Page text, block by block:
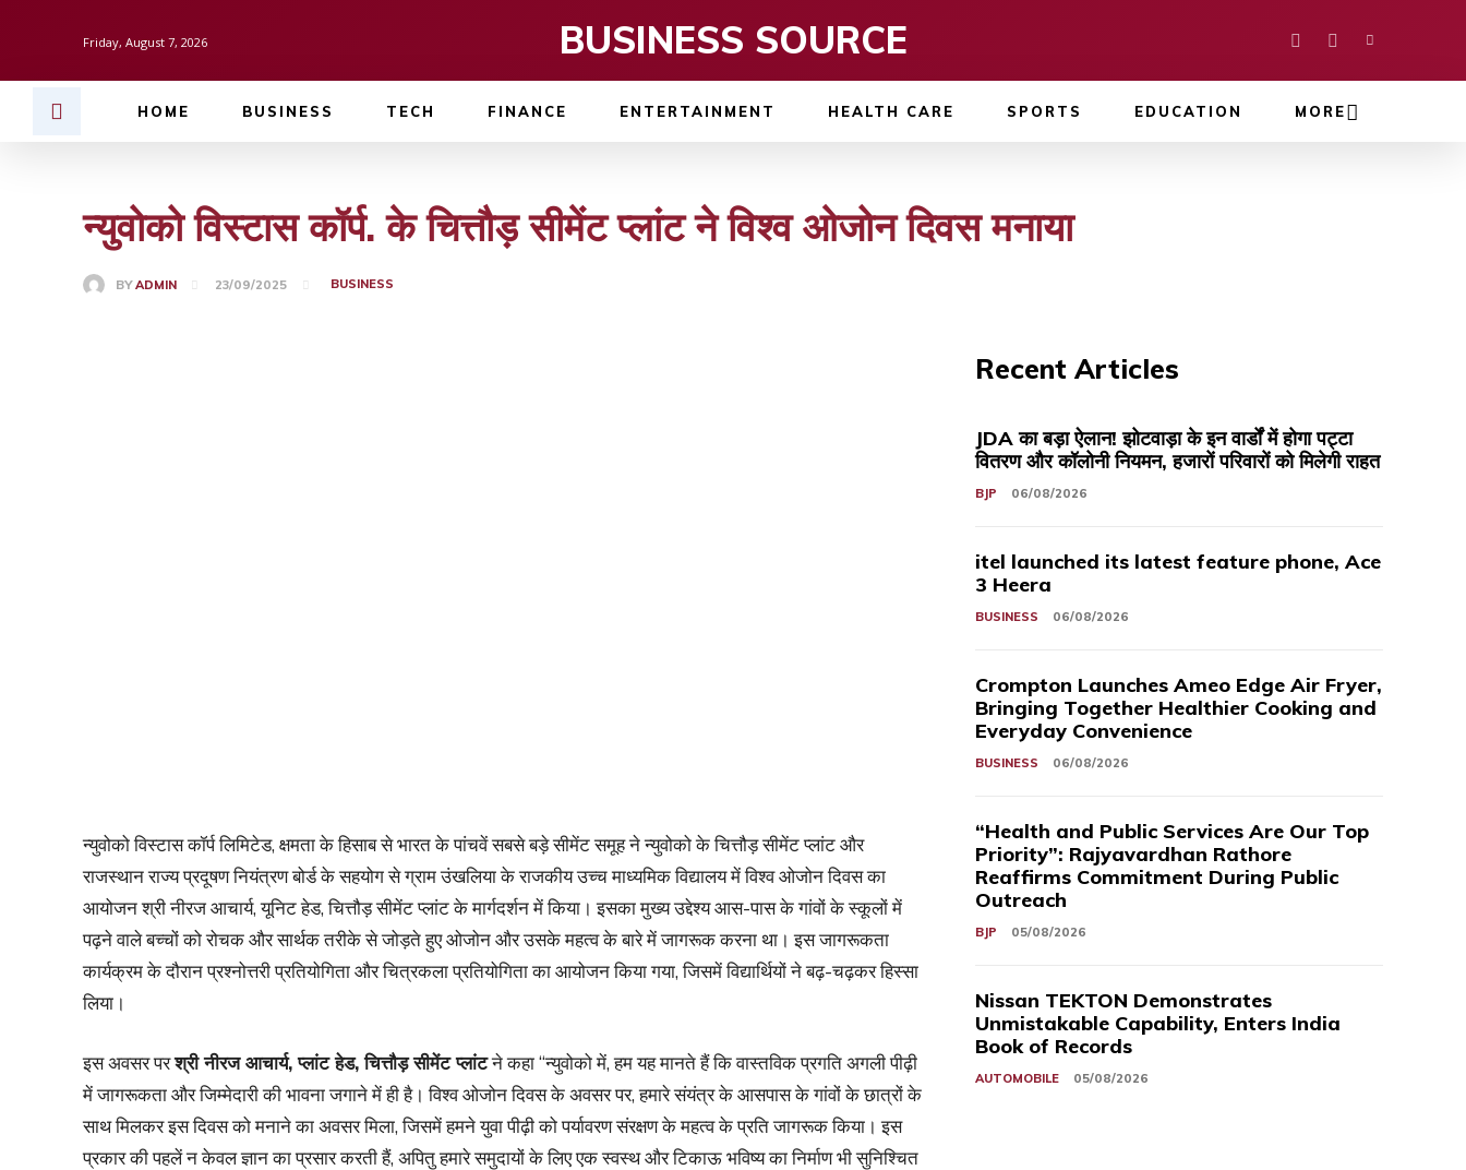
Friday, August 7, 2026 BUSINESS SOURCE
HOME BUSINESS TECH FINANCE ENTERTAINMENT HEALTH CARE SPORTS EDUCATION MORE
न्युवोको विस्टास कॉर्प. के चित्तौड़ सीमेंट प्लांट ने विश्व ओजोन दिवस मनाया
BY ADMIN 23/09/2025 BUSINESS
न्युवोको विस्टास कॉर्प लिमिटेड, क्षमता के हिसाब से भारत के पांचवें सबसे बड़े सीमेंट समूह ने न्युवोको के चित्तौड़ सीमेंट प्लांट और
राजस्थान राज्य प्रदूषण नियंत्रण बोर्ड के सहयोग से ग्राम उंखलिया के राजकीय उच्च माध्यमिक विद्यालय में विश्व ओजोन दिवस का
आयोजन श्री नीरज आचार्य, यूनिट हेड, चित्तौड़ सीमेंट प्लांट के मार्गदर्शन में किया। इसका मुख्य उद्देश्य आस-पास के गांवों के स्कूलों में
पढ़ने वाले बच्चों को रोचक और सार्थक तरीके से जोड़ते हुए ओजोन और उसके महत्व के बारे में जागरूक करना था। इस जागरूकता
कार्यक्रम के दौरान प्रश्नोत्तरी प्रतियोगिता और चित्रकला प्रतियोगिता का आयोजन किया गया, जिसमें विद्यार्थियों ने बढ़-चढ़कर हिस्सा
लिया।
इस अवसर परश्री नीरज आचार्य, प्लांट हेड, चित्तौड़ सीमेंट प्लांटने कहा “न्युवोको में, हम यह मानते हैं कि वास्तविक प्रगति अगली पीढ़ी
में जागरूकता और जिम्मेदारी की भावना जगाने में ही है। विश्व ओजोन दिवस के अवसर पर, हमारे संयंत्र के आसपास के गांवों के छात्रों के
साथ मिलकर इस दिवस को मनाने का अवसर मिला, जिसमें हमने युवा पीढ़ी को पर्यावरण संरक्षण के महत्व के प्रति जागरूक किया। इस
प्रकार की पहलें न केवल ज्ञान का प्रसार करती हैं, अपितु हमारे समुदायों के लिए एक स्वस्थ और टिकाऊ भविष्य का निर्माण भी सुनिश्चित
Recent Articles
JDA का बड़ा ऐलान! झोटवाड़ा के इन वार्डों में होगा पट्टा
वितरण और कॉलोनी नियमन, हजारों परिवारों को मिलेगी राहत
BJP 06/08/2026
itel launched its latest feature phone, Ace
3 Heera
BUSINESS 06/08/2026
Crompton Launches Ameo Edge Air Fryer,
Bringing Together Healthier Cooking and
Everyday Convenience
BUSINESS 06/08/2026
“Health and Public Services Are Our Top
Priority”: Rajyavardhan Rathore
Reaffirms Commitment During Public
Outreach
BJP 05/08/2026
Nissan TEKTON Demonstrates
Unmistakable Capability, Enters India
Book of Records
AUTOMOBILE 05/08/2026